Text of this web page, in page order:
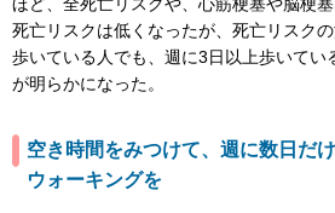
死亡リスクは低くなったが、死亡リスク
歩いている人でも、週に3日以上歩いてい
が明らかになった。
空き時間をみつけて、週に数日だ
ウォーキングを